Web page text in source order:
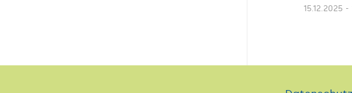
15.12.2025 -